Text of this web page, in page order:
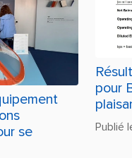
se
pour
Publié